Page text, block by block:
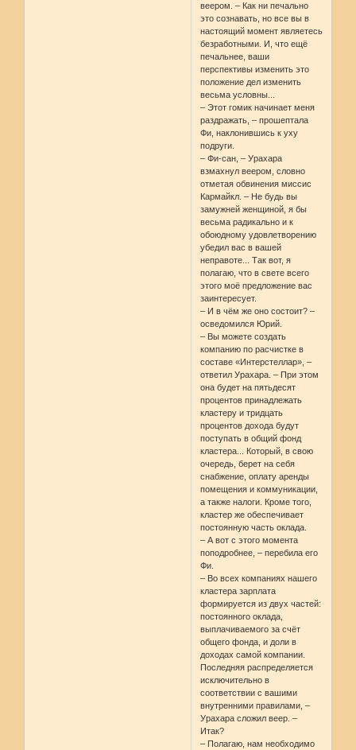
веером. – Как ни печально
это сознавать, но все вы в
настоящий момент являетесь
безработными. И, что ещё
печальнее, ваши
перспективы изменить это
положение дел изменить
весьма условны...
– Этот гомик начинает меня
раздражать, – прошептала
Фи, наклонившись к уху
подруги.
– Фи-сан, – Урахара
взмахнул веером, словно
отметая обвинения миссис
Кармайкл. – Не будь вы
замужней женщиной, я бы
весьма радикально и к
обоюдному удовлетворению
убедил вас в вашей
неправоте... Так вот, я
полагаю, что в свете всего
этого моё предложение вас
заинтересует.
– И в чём же оно состоит? –
осведомился Юрий.
– Вы можете создать
компанию по расчистке в
составе «Интерстеллар», –
ответил Урахара. – При этом
она будет на пятьдесят
процентов принадлежать
кластеру и тридцать
процентов дохода будут
поступать в общий фонд
кластера... Который, в свою
очередь, берет на себя
снабжение, оплату аренды
помещения и коммуникации,
а также налоги. Кроме того,
кластер же обеспечивает
постоянную часть оклада.
– А вот с этого момента
поподробнее, – перебила его
Фи.
– Во всех компаниях нашего
кластера зарплата
формируется из двух частей:
постоянного оклада,
выплачиваемого за счёт
общего фонда, и доли в
доходах самой компании.
Последняя распределяется
исключительно в
соответствии с вашими
внутренними правилами, –
Урахара сложил веер. –
Итак?
– Полагаю, нам необходимо